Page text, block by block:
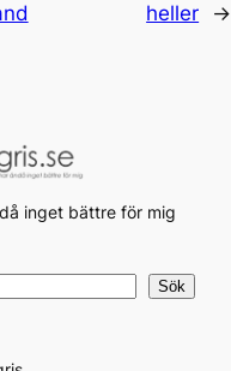
heller
→
inget bättre för mig
Sök